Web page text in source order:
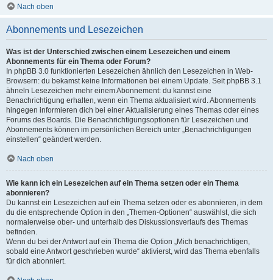
Nach oben
Abonnements und Lesezeichen
Was ist der Unterschied zwischen einem Lesezeichen und einem
Abonnements für ein Thema oder Forum?
In phpBB 3.0 funktionierten Lesezeichen ähnlich den Lesezeichen in Web-
Browsern: du bekamst keine Informationen bei einem Update. Seit phpBB 3.1
ähneln Lesezeichen mehr einem Abonnement: du kannst eine
Benachrichtigung erhalten, wenn ein Thema aktualisiert wird. Abonnements
hingegen informieren dich bei einer Aktualisierung eines Themas oder eines
Forums des Boards. Die Benachrichtigungsoptionen für Lesezeichen und
Abonnements können im persönlichen Bereich unter „Benachrichtigungen
einstellen“ geändert werden.
Nach oben
Wie kann ich ein Lesezeichen auf ein Thema setzen oder ein Thema
abonnieren?
Du kannst ein Lesezeichen auf ein Thema setzen oder es abonnieren, in dem
du die entsprechende Option in den „Themen-Optionen“ auswählst, die sich
normalerweise ober- und unterhalb des Diskussionsverlaufs des Themas
befinden.
Wenn du bei der Antwort auf ein Thema die Option „Mich benachrichtigen,
sobald eine Antwort geschrieben wurde“ aktivierst, wird das Thema ebenfalls
für dich abonniert.